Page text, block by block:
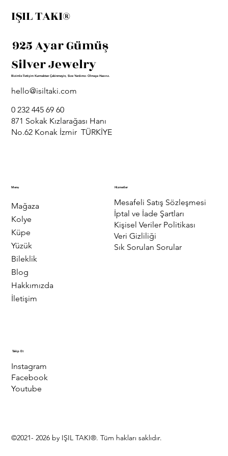
IŞIL TAKI®
925 Ayar Gümüş
Silver Jewelry
Bizimle İletişim Kurmaktan Çekinmeyin, Size Yardımcı Olmaya Hazırız.
hello@isiltaki.com
0 232 445 69 60
871 Sokak Kızlarağası Hanı
No.62 Konak İzmir TÜRKİYE
Menu
Mağaza
Kolye
Küpe
Yüzük
Bileklik
Blog
Hakkımızda
İletişim
Hizmetler
Mesafeli Satış Sözleşmesi
İptal ve İade Şartları
Kişisel Veriler Politikası
Veri Gizliliği
Sık Sorulan Sorular
Takip Et
Instagram
Facebook
Youtube
©2021- 2026 by IŞIL TAKI®. Tüm hakları saklıdır.